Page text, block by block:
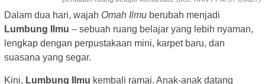
Dalam dua hari, wajah Omah Ilmu berubah menjadi
Lumbung Ilmu – sebuah ruang belajar yang lebih nyaman,
lengkap dengan perpustakaan mini, karpet baru, dan
suasana yang segar.
Kini, Lumbung Ilmu kembali ramai. Anak-anak datang